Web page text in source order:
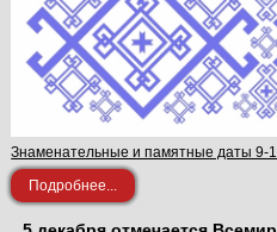
Знаменательные и памятные даты 9-
Подробнее...